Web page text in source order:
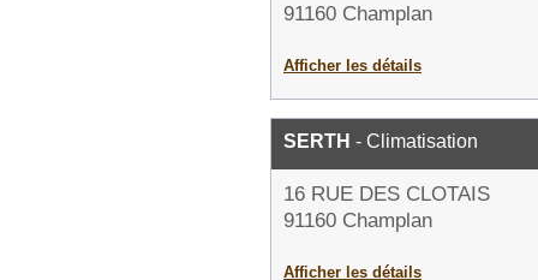
91160 Champlan
Afficher les détails
SERTH - Climatisation
16 RUE DES CLOTAIS
91160 Champlan
Afficher les détails